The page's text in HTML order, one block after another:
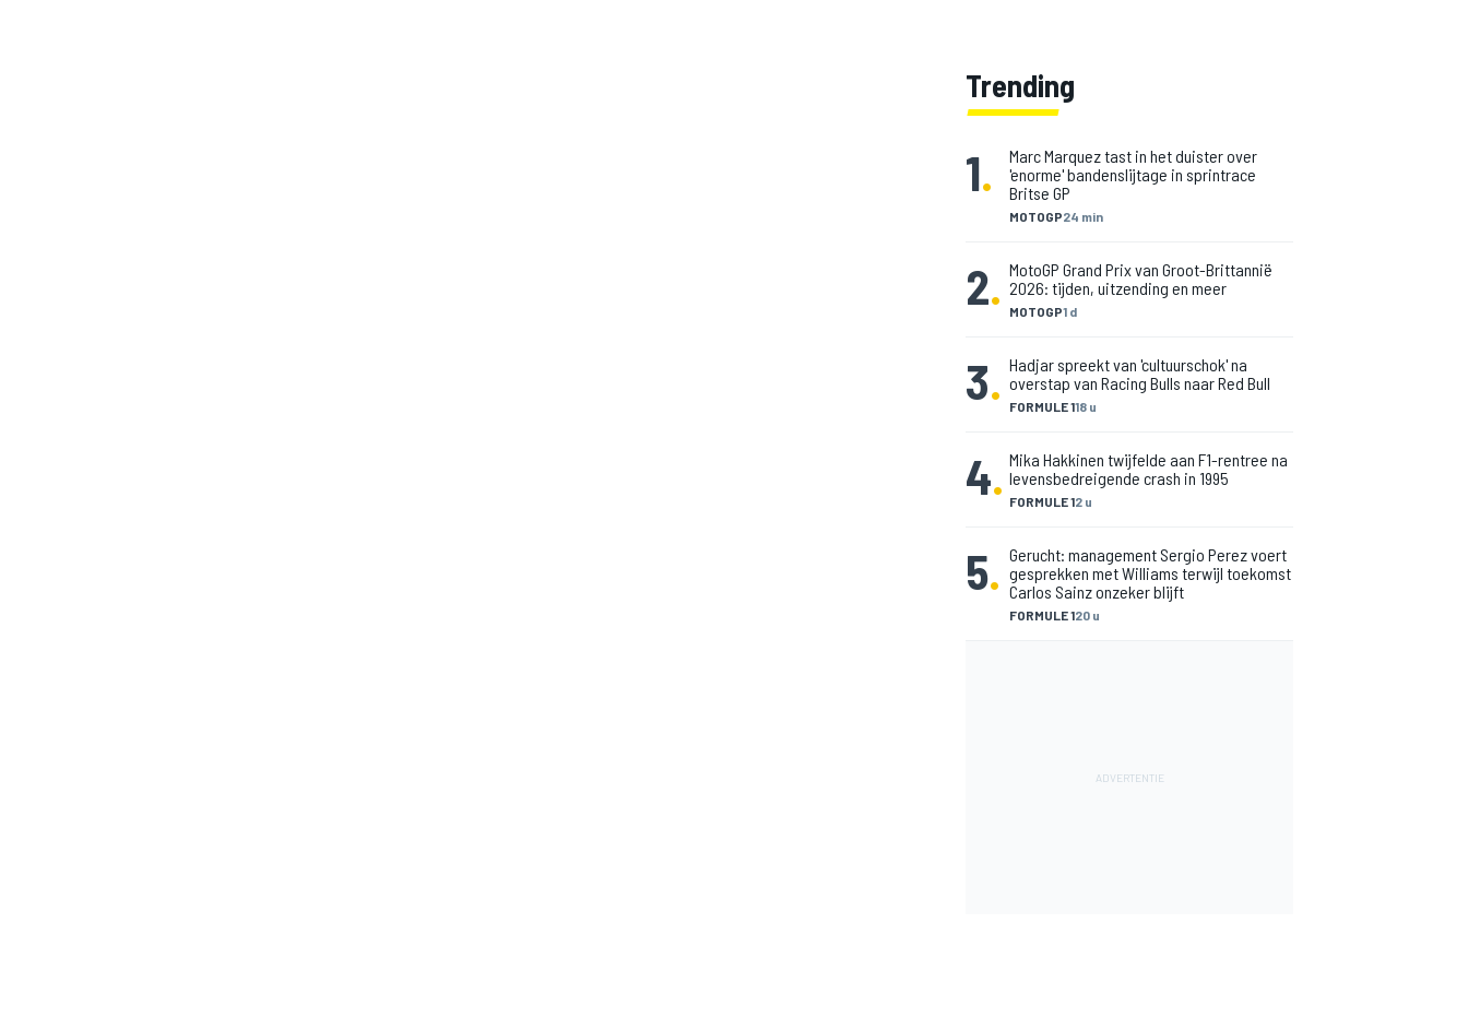
Trending
1.
MOTOGP24 min
Marc Marquez tast in het duister over
'enorme' bandenslijtage in sprintrace
Britse GP
2. MOTOGP1 d
MotoGP Grand Prix van Groot-Brittannië
2026: tijden, uitzending en meer
3. FORMULE 118 u
Hadjar spreekt van 'cultuurschok' na
overstap van Racing Bulls naar Red Bull
4. FORMULE 12 u
Mika Hakkinen twijfelde aan F1-rentree na
levensbedreigende crash in 1995
5.
FORMULE 120 u
Gerucht: management Sergio Perez voert
gesprekken met Williams terwijl toekomst
Carlos Sainz onzeker blijft